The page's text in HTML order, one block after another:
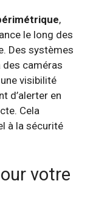
,
le long des
Des systèmes
des caméras
visibilité
d’alerter en
Cela
à la sécurité
votre